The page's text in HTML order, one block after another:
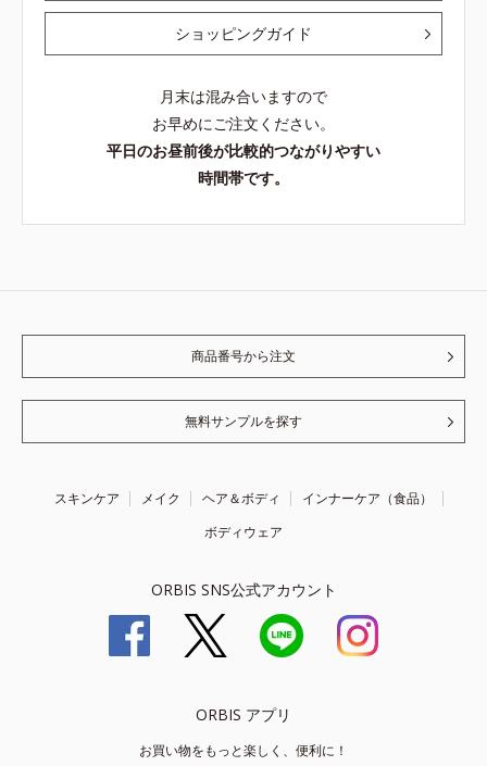
ショッピングガイド
月末は混み合いますので
お早めにご注文ください。
平日のお昼前後が比較的つながりやすい
時間帯です。
商品番号から注文
無料サンプルを探す
スキンケア メイク ヘア＆ボディ
インナーケア（食品）
ボディウェア
ORBIS SNS公式アカウント
ORBIS アプリ
お買い物をもっと楽しく、便利に！